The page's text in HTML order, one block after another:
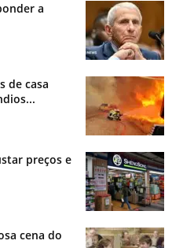
a
de casa
preços e
cena do